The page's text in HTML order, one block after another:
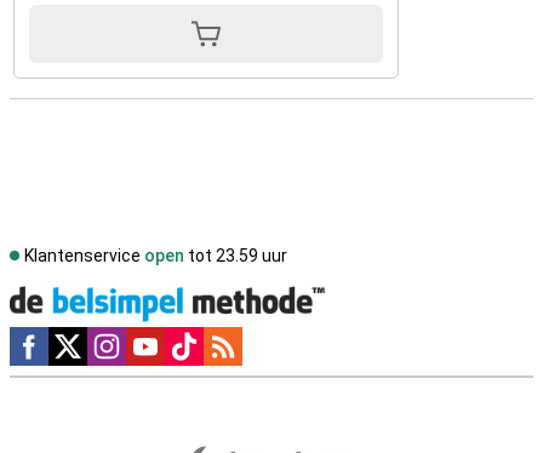
Klantenservice open tot 23.59 uur
Social media